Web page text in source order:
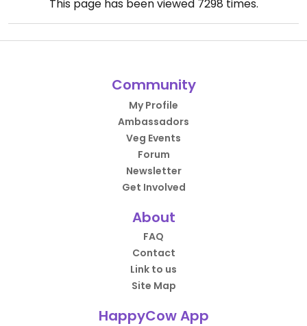
This page has been viewed 7298 times.
Community
My Profile
Ambassadors
Veg Events
Forum
Newsletter
Get Involved
About
FAQ
Contact
Link to us
Site Map
HappyCow App